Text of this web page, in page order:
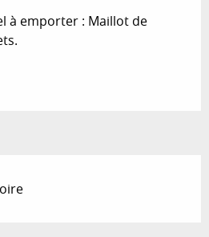
à emporter : Maillot de